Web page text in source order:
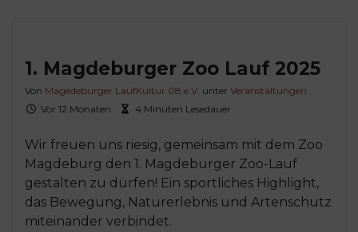
1. Magdeburger Zoo Lauf 2025
Von Magedeburger LaufKultur 08 e.V. unter Veranstaltungen
Vor 12 Monaten
4 Minuten Lesedauer
Wir freuen uns riesig, gemeinsam mit dem Zoo
Magdeburg den 1. Magdeburger Zoo-Lauf
gestalten zu dürfen! Ein sportliches Highlight,
das Bewegung, Naturerlebnis und Artenschutz
miteinander verbindet.